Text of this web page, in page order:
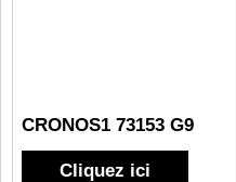
CRONOS1 73153 G9
Cliquez ici